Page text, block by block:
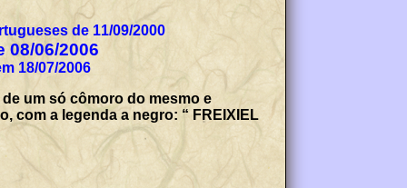
de 11/09/2000
08/06/2006
18/07/2006
um só cômoro do mesmo e
com a legenda a negro: “ FREIXIEL